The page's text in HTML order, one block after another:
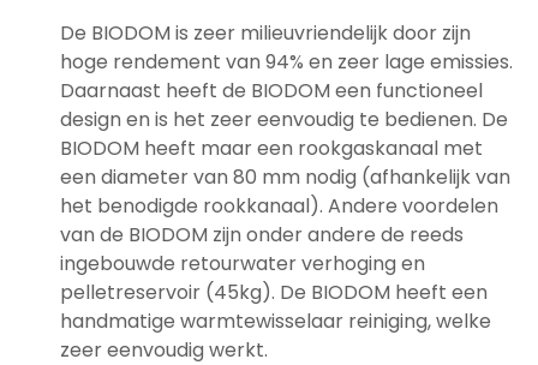
De BIODOM is zeer milieuvriendelijk door zijn
hoge rendement van 94% en zeer lage emissies.
Daarnaast heeft de BIODOM een functioneel
design en is het zeer eenvoudig te bedienen. De
BIODOM heeft maar een rookgaskanaal met
een diameter van 80 mm nodig (afhankelijk van
het benodigde rookkanaal). Andere voordelen
van de BIODOM zijn onder andere de reeds
ingebouwde retourwater verhoging en
pelletreservoir (45kg). De BIODOM heeft een
handmatige warmtewisselaar reiniging, welke
zeer eenvoudig werkt.